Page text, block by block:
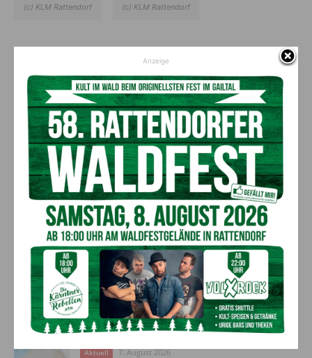
(c) KLM Rattendorf (c) KLM Rattendorf
Den neu gewählten Funktionären und Funktionärinnen alles
Vorheriger Artikel
Das war die Muttertagsfeier
der KLM Ortsgruppe
Rattendorf!
Nächster Artikel
Führungswechsel beim
Seniorenbund Lesachtal!
AKTUELLES
Bargeld im Bankomaten vergessen –
Polizei bittet um Hinweise
Aktuell 7. August 2026
Lienz: Bub (4) nach Badeunfall
reanimiert – Polizei sucht Zeugen
Aktuell 7. August 2026
Anzeige